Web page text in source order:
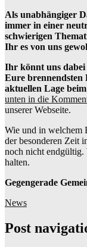
Als unabhängiger
immer in einer
schwierigen
Ihr es von uns
Ihr könnt uns
Eure brennendsten
aktuellen Lage
unten in die
unserer Webseite.
Wie und in welchem
der besonderen Zeit
noch nicht endgültig.
halten.
Gegengerade
News
Post